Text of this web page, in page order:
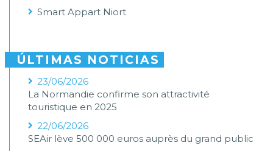
Smart Appart Niort
ÚLTIMAS NOTICIAS
23/06/2026
La Normandie confirme son attractivité
touristique en 2025
22/06/2026
SEAir lève 500 000 euros auprès du grand public